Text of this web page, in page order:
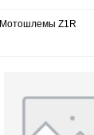
Мотошлемы Z1R